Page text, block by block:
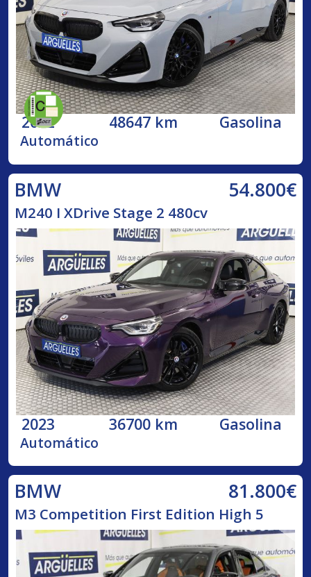
2022 48647 km Gasolina
Automático
BMW 54.800€
M240 I XDrive Stage 2 480cv
2023 36700 km Gasolina
Automático
BMW 81.800€
M3 Competition First Edition High 5